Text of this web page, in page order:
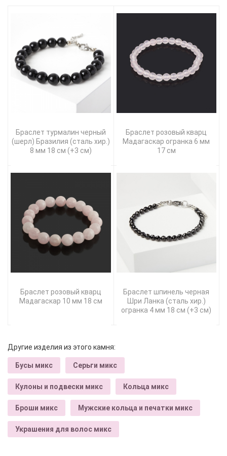
Браслет турмалин черный
(шерл) Бразилия (сталь хир.)
8 мм 18 см (+3 см)
Браслет розовый кварц
Мадагаскар огранка 6 мм
17 см
Браслет розовый кварц
Мадагаскар 10 мм 18 см
Браслет шпинель черная
Шри Ланка (сталь хир.)
огранка 4 мм 18 см (+3 см)
Другие изделия из этого камня:
Бусы микс Серьги микс
Кулоны и подвески микс Кольца микс
Броши микс Мужские кольца и печатки микс
Украшения для волос микс